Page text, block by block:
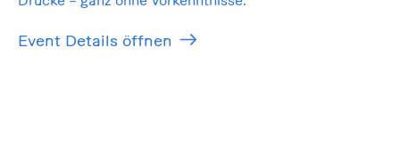
Event Details öffnen